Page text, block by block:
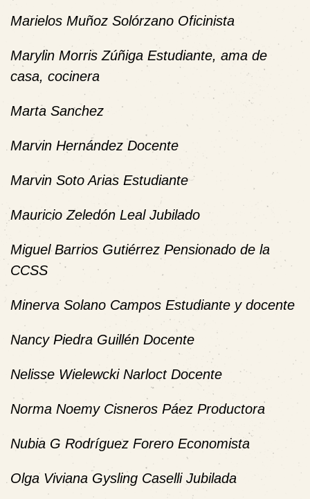
Marielos Muñoz Solórzano Oficinista
Marylin Morris Zúñiga Estudiante, ama de
casa, cocinera
Marta Sanchez
Marvin Hernández Docente
Marvin Soto Arias Estudiante
Mauricio Zeledón Leal Jubilado
Miguel Barrios Gutiérrez Pensionado de la
CCSS
Minerva Solano Campos Estudiante y docente
Nancy Piedra Guillén Docente
Nelisse Wielewcki Narloct Docente
Norma Noemy Cisneros Páez Productora
Nubia G Rodríguez Forero Economista
Olga Viviana Gysling Caselli Jubilada